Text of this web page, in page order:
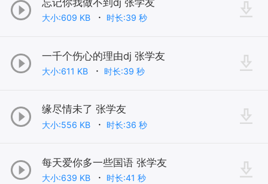
大小:609 KB 时长:39 秒
一千个伤心的理由dj 张学友
大小:611 KB 时长:39 秒
缘尽情未了 张学友
大小:556 KB 时长:36 秒
每天爱你多一些国语 张学友
大小:639 KB 时长:41 秒